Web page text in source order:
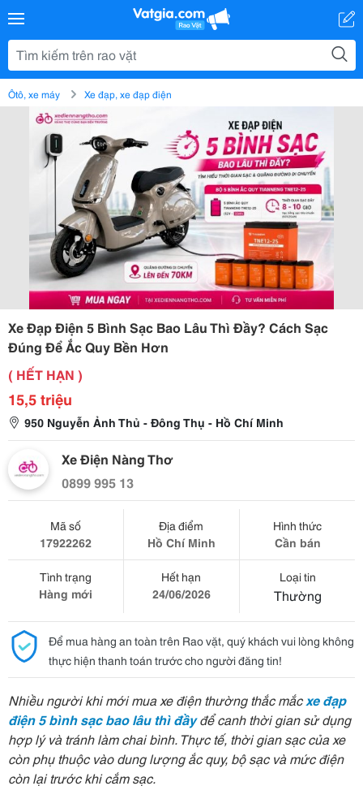
Ôtô, xe máy Xe đạp, xe đạp điện
Xe Đạp Điện 5 Bình Sạc Bao Lâu Thì Đầy? Cách Sạc
Đúng Để Ắc Quy Bền Hơn
( HẾT HẠN )
15,5 triệu
950 Nguyễn Ảnh Thủ - Đông Thụ - Hồ Chí Minh
Xe Điện Nàng Thơ
0899 995 13
Mã số
17922262
Địa điểm
Hồ Chí Minh
Hình thức
Cần bán
Tình trạng
Hàng mới
Hết hạn
24/06/2026
Loại tin
Thường
Để mua hàng an toàn trên Rao vặt, quý khách vui lòng không
thực hiện thanh toán trước cho người đăng tin!
Nhiều người khi mới mua xe điện thường thắc mắcxe đạp
điện 5 bình sạc bao lâu thì đầyđể canh thời gian sử dụng
hợp lý và tránh làm chai bình. Thực tế, thời gian sạc của xe
còn phụ thuộc vào dung lượng ắc quy, bộ sạc và mức điện
còn lại trước khi cắm sạc.